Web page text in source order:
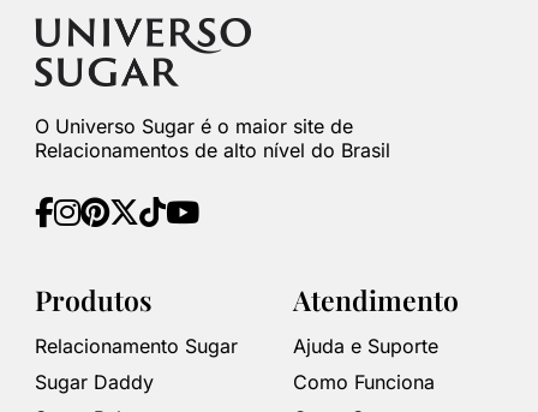
O Universo Sugar é o maior site de
Relacionamentos de alto nível do Brasil
Produtos
Relacionamento Sugar
Sugar Daddy
Atendimento
Ajuda e Suporte
Como Funciona